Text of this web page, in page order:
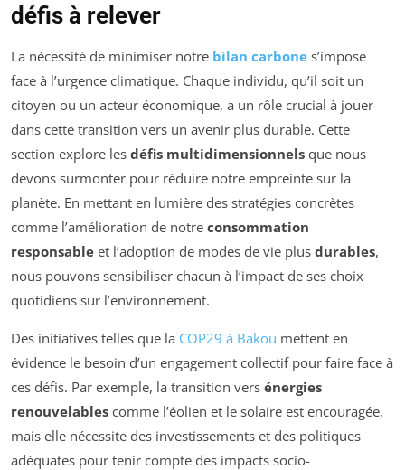
défis à relever
La nécessité de minimiser notre bilan carbone s’impose
face à l’urgence climatique. Chaque individu, qu’il soit un
citoyen ou un acteur économique, a un rôle crucial à jouer
dans cette transition vers un avenir plus durable. Cette
section explore les défis multidimensionnels que nous
devons surmonter pour réduire notre empreinte sur la
planète. En mettant en lumière des stratégies concrètes
comme l’amélioration de notre consommation
responsable et l’adoption de modes de vie plus durables,
nous pouvons sensibiliser chacun à l’impact de ses choix
quotidiens sur l’environnement.
Des initiatives telles que la COP29 à Bakou mettent en
évidence le besoin d’un engagement collectif pour faire face à
ces défis. Par exemple, la transition vers énergies
renouvelables comme l’éolien et le solaire est encouragée,
mais elle nécessite des investissements et des politiques
adéquates pour tenir compte des impacts socio-